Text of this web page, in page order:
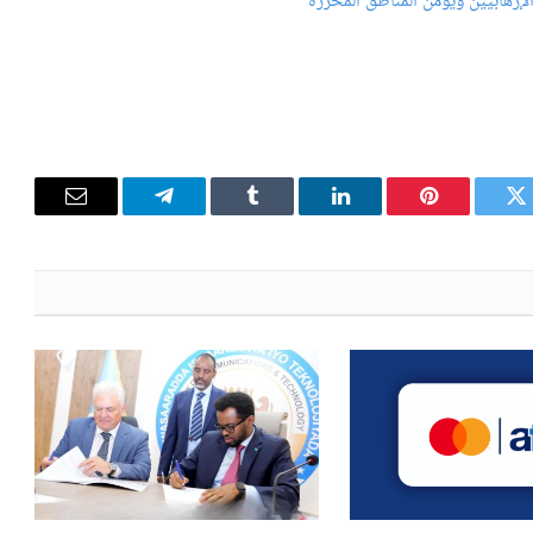
تويتر بينتيريستلينكدإن Tumblr تيلقرام
البريد